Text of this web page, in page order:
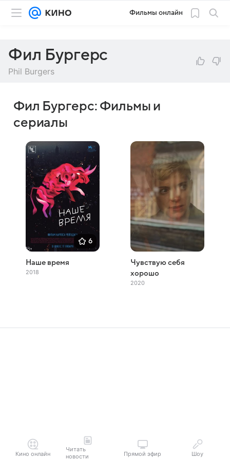
Фильмы онлайн
Фил Бургерс
Phil Burgers
Фил Бургерс: Фильмы и
сериалы
6
Наше время
2018
Чувствую себя
хорошо
2020
Кино онлайн
Читать
новости
Прямой эфир Шоу